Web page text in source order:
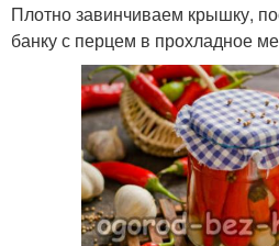
Плотно завинчиваем крышку,
банку с перцем в прохладное